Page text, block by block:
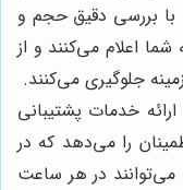
با بررسی دقیق حجم و
اعلام می‌کنند و از
جلوگیری می‌کنند.
ارائه خدمات پشتیبانی
را می‌دهد که در
در هر ساعت